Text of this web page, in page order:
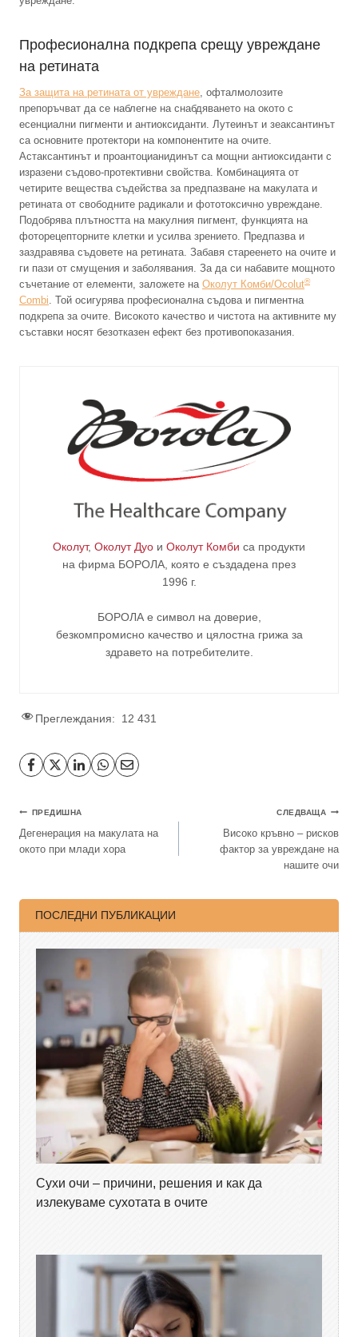
Професионална подкрепа срещу увреждане
на ретината
За защита на ретината от увреждане , офталмолозите
препоръчват да се наблегне на снабдяването на окото с
есенциални пигменти и антиоксиданти. Лутеинът и зеаксантинът
са основните протектори на компонентите на очите.
Астаксантинът и проантоцианидинът са мощни антиоксиданти с
изразени съдово-протективни свойства. Комбинацията от
четирите вещества съдейства за предпазване на макулата и
ретината от свободните радикали и фототоксично увреждане.
Подобрява плътността на макулния пигмент, функцията на
фоторецепторните клетки и усилва зрението. Предпазва и
заздравява съдовете на ретината. Забавя стареенето на очите и
ги пази от смущения и заболявания. За да си набавите мощното
съчетание от елементи, заложете на Околут Комби/Ocolut®
Combi . Той осигурява професионална съдова и пигментна
подкрепа за очите. Високото качество и чистота на активните му
съставки носят безотказен ефект без противопоказания.
Околут, Околут Дуо и Околут Комби са продукти
на фирма БОРОЛА , която е създадена през
1996 г.
БОРОЛА е символ на доверие,
безкомпромисно качество и цялостна грижа за
здравето на потребителите
Преглеждания: 12 431
ПРЕДИШНА
Дегенерация на макулата на
окото при млади хора
СЛЕДВАЩА
Високо кръвно – рисков
фактор за увреждане на
нашите очи
ПОСЛЕДНИ ПУБЛИКАЦИИ
Сухи очи – причини, решения и как да
излекуваме сухотата в очите